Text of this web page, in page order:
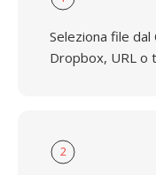
Seleziona file
Dropbox, URL o
2